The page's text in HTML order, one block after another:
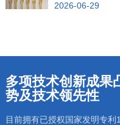
2026-06-29
多项技术创新成果
势及技术领先性
目前拥有已授权国家发明专